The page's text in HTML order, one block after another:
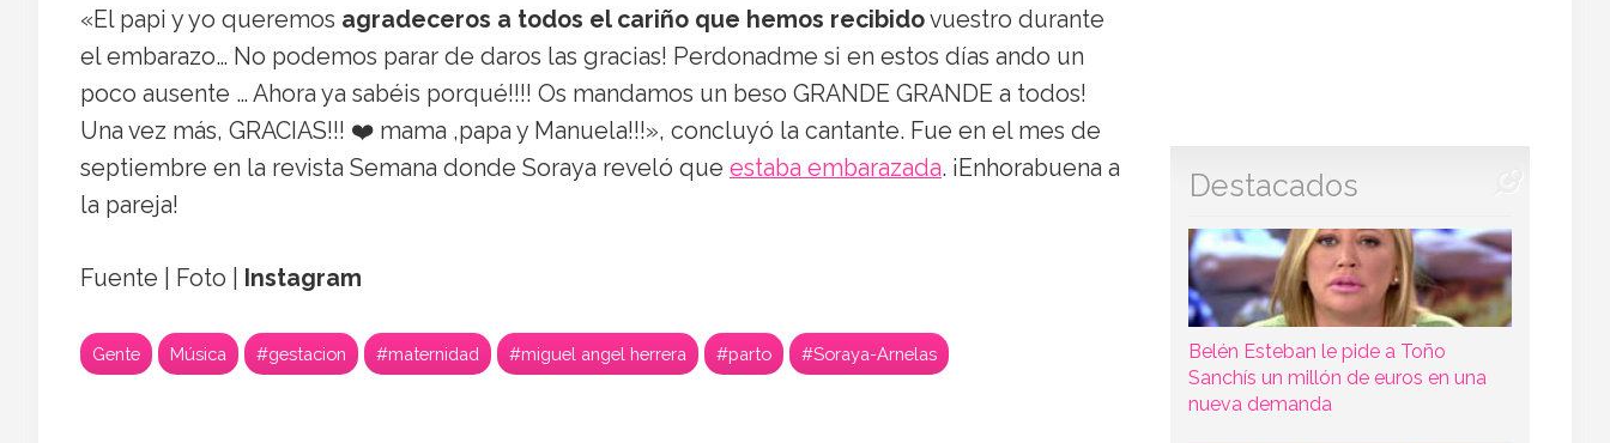
«El papi y yo queremos agradeceros a todos el cariño que hemos recibidovuestro durante
el embarazo… No podemos parar de daros las gracias! Perdonadme si en estos días ando un
poco ausente … Ahora ya sabéis porqué!!!! Os mandamos un beso GRANDE GRANDE a todos!
Una vez más, GRACIAS!!! ❤️ mama ,papa y Manuela!!!», concluyó la cantante. Fue en el mes de
septiembre en la revista Semana donde Soraya reveló que estaba embarazada. ¡Enhorabuena a
la pareja!
Fuente | Foto | Instagram
Gente Música #gestacion #maternidad #miguel angel herrera #parto #Soraya-Arnelas
Destacados
Belén Esteban le pide a Toño
Sanchís un millón de euros en una
nueva demanda